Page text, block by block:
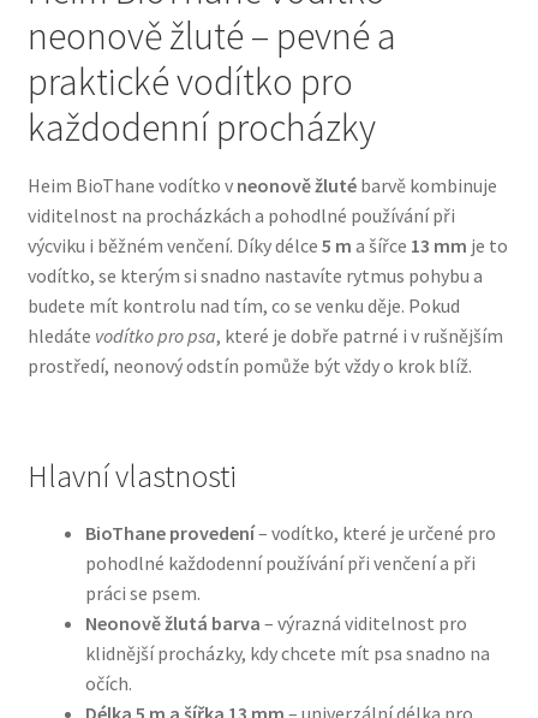
Bozita pro psy — Švédské krmivo s nordickou kvalitou
Brit pro psy
Granule pro psy
Natural Trainer pro psy — Italské krmivo s
přírodními složkami
Happy Dog — Německá kvalita a přirozené složení
Hračky pro psy
Konzervy a kapsičky pro psy
N&D Farmina pro psy — Italské holistic krmivo
Oblečky pro psy
neonově žluté – pevné a
praktické vodítko pro
každodenní procházky
Heim BioThane vodítko v neonově žlutébarvě kombinuje
viditelnost na procházkách a pohodlné používání při
výcviku i běžném venčení. Díky délce 5 m a šířce 13 mm je to
vodítko, se kterým si snadno nastavíte rytmus pohybu a
budete mít kontrolu nad tím, co se venku děje. Pokud
hledáte vodítko pro psa, které je dobře patrné i v rušnějším
prostředí, neonový odstín pomůže být vždy o krok blíž.
Hlavní vlastnosti
BioThane provedení– vodítko, které je určené pro
pohodlné každodenní používání při venčení a při
práci se psem.
Neonově žlutá barva – výrazná viditelnost pro
klidnější procházky, kdy chcete mít psa snadno na
očích.